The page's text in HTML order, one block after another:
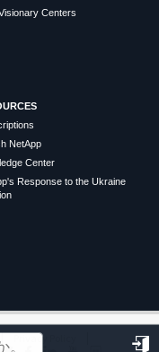
Centers
NetApp
Center
Response to the Ukraine
Privacy Policy